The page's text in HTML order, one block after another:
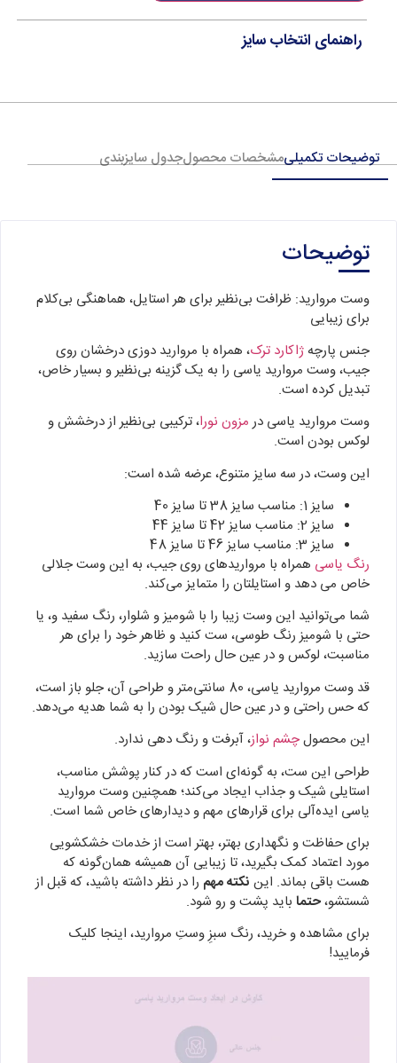
راهنمای انتخاب سایز
توضیحات تکمیلیمشخصات محصولجدول سایزبندی
توضیحات
وست مروارید: ظرافت بی‌نظیر برای هر استایل، هماهنگی بی‌کلام
برای زیبایی
جنس پارچه ژاکارد ترک، همراه با مروارید دوزی درخشان روی
جیب، وست مروارید یاسی را به یک گزینه بی‌نظیر و بسیار خاص،
تبدیل کرده است.
وست مروارید یاسی درمزون نورا، ترکیبی بی‌نظیر از درخشش و
لوکس بودن است.
این وست، در سه سایز متنوع، عرضه شده است:
سایز 1: مناسب سایز 38 تا سایز 40
سایز 2: مناسب سایز 42 تا سایز 44
سایز 3: مناسب سایز 46 تا سایز 48
رنگ یاسی همراه با مرواریدهای روی جیب، به این وست جلالی
خاص می‌ دهد و استایلتان را متمایز می‌کند.
شما می‌توانید این وست زیبا را با شومیز و شلوار، رنگ سفید و، یا
حتی با شومیز رنگ طوسی، ست کنید و ظاهر خود را برای هر
مناسبت، لوکس و در عین حال راحت سازید.
قد وست مروارید یاسی، 80 سانتی‌متر و طراحی آن، جلو باز است،
که حس راحتی و در عین حال شیک بودن را به شما هدیه می‌دهد.
این محصولچشم نواز، آبرفت و رنگ دهی ندارد.
طراحی این ست، به گونه‌ای است که در کنار پوشش مناسب،
استایلی شیک و جذاب ایجاد می‌کند؛ همچنین وست مروارید
یاسی ایده‌آلی برای قرارهای مهم و دیدارهای خاص شما است.
برای حفاظت و نگهداری بهتر، بهتر است از خدمات خشکشویی
مورد اعتماد کمک بگیرید، تا زیبایی آن همیشه همان‌گونه که
هست باقی بماند. این نکته مهم را در نظر داشته باشید، که قبل از
شستشو،حتما باید پشت و رو شود.
برای مشاهده و خرید، رنگ سبزِ وستِ مروارید، اینجا کلیک
فرمایید!